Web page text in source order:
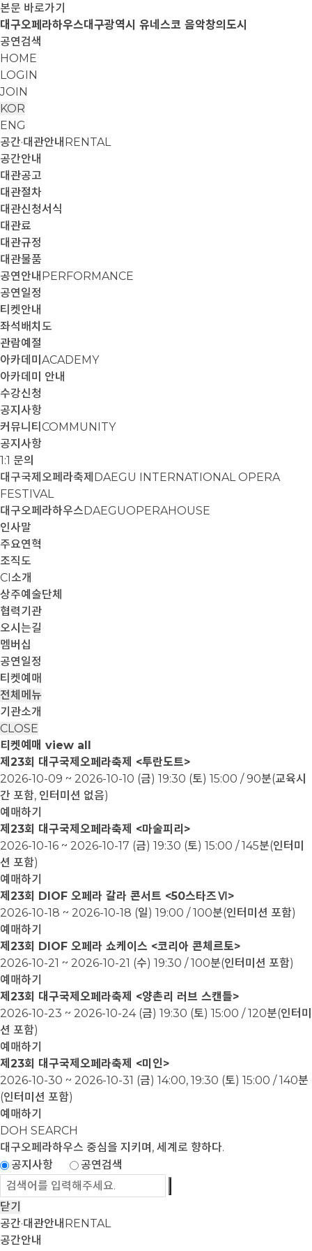
본문 바로가기
대구오페라하우스대구광역시 유네스코 음악창의도시
공연검색
HOME
LOGIN
JOIN
KOR
ENG
공간·대관안내 RENTAL
공간안내
대관공고
대관절차
대관신청서식
대관료
대관규정
대관물품
공연안내 PERFORMANCE
공연일정
티켓안내
좌석배치도
관람예절
아카데미 ACADEMY
아카데미 안내
수강신청
공지사항
커뮤니티 COMMUNITY
공지사항
1:1 문의
대구국제오페라축제 DAEGU INTERNATIONAL OPERA
FESTIVAL
대구오페라하우스DAEGUOPERAHOUSE
인사말
주요연혁
조직도
CI소개
상주예술단체
협력기관
오시는길
멤버십
공연일정
티켓예매
전체메뉴
기관소개
CLOSE
티켓예매 view all
제23회 대구국제오페라축제 <투란도트>
2026-10-09 ~ 2026-10-10 (금) 19:30 (토) 15:00 / 90분(교육시
간 포함, 인터미션 없음)
예매하기
제23회 대구국제오페라축제 <마술피리>
2026-10-16 ~ 2026-10-17 (금) 19:30 (토) 15:00 / 145분(인터미
션 포함)
예매하기
제23회 DIOF 오페라 갈라 콘서트 <50스타즈Ⅵ>
2026-10-18 ~ 2026-10-18 (일) 19:00 / 100분(인터미션 포함)
예매하기
제23회 DIOF 오페라 쇼케이스 <코리아 콘체르토>
2026-10-21 ~ 2026-10-21 (수) 19:30 / 100분(인터미션 포함)
예매하기
제23회 대구국제오페라축제 <양촌리 러브 스캔들>
2026-10-23 ~ 2026-10-24 (금) 19:30 (토) 15:00 / 120분(인터미
션 포함)
예매하기
제23회 대구국제오페라축제 <미인>
2026-10-30 ~ 2026-10-31 (금) 14:00, 19:30 (토) 15:00 / 140분
(인터미션 포함)
예매하기
DOH SEARCH
대구오페라하우스 중심을 지키며, 세계로 향하다.
공지사항
공연검색
닫기
공간·대관안내 RENTAL
공간안내